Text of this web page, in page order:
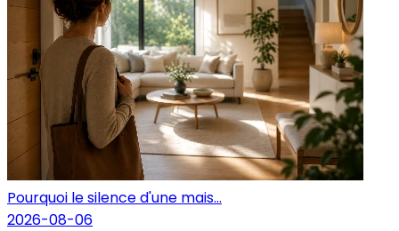
Pourquoi le silence d'une mais...
2026-08-06